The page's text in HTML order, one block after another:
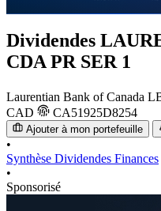
Dividendes
CDA PR SER 1
Laurentian Bank of Canada
CAD
CA51925D8254
Ajouter à mon portefeuille
•
Synthèse Dividendes Finances
•
Sponsorisé